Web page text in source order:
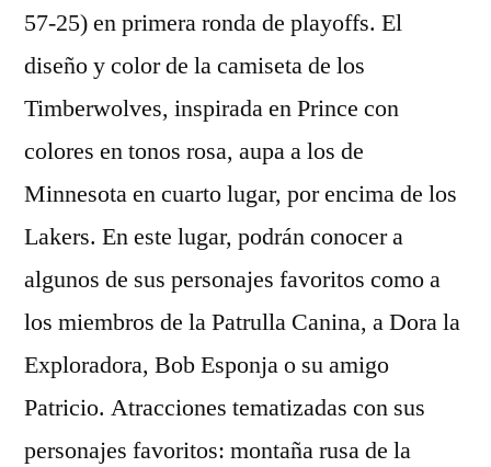
57-25) en primera ronda de playoffs. El
diseño y color de la camiseta de los
Timberwolves, inspirada en Prince con
colores en tonos rosa, aupa a los de
Minnesota en cuarto lugar, por encima de los
Lakers. En este lugar, podrán conocer a
algunos de sus personajes favoritos como a
los miembros de la Patrulla Canina, a Dora la
Exploradora, Bob Esponja o su amigo
Patricio. Atracciones tematizadas con sus
personajes favoritos: montaña rusa de la